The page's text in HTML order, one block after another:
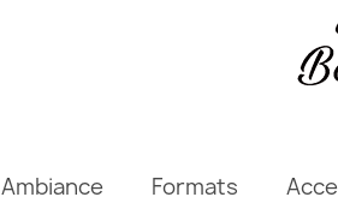
Ambiance Formats